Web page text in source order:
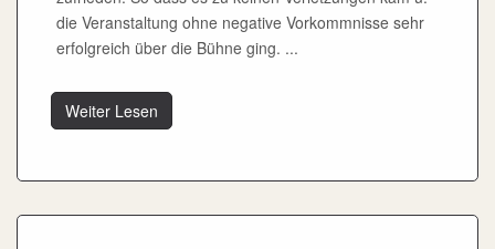
die Veranstaltung ohne negative Vorkommnisse sehr
erfolgreich über die Bühne ging. ...
Weiter Lesen